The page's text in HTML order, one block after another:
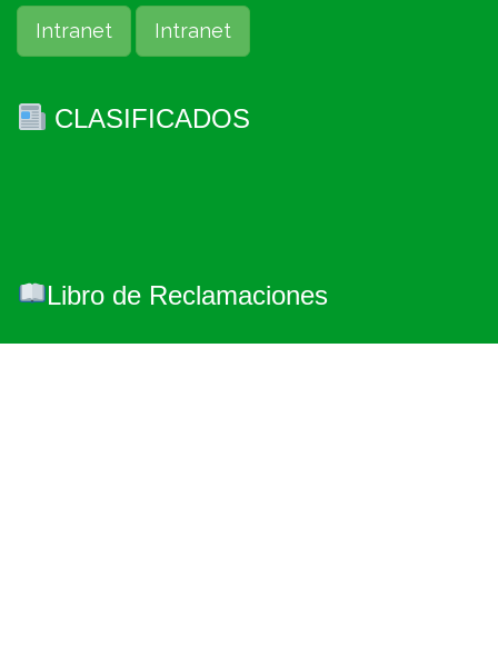
Intranet Intranet
CLASIFICADOS
Libro de Reclamaciones